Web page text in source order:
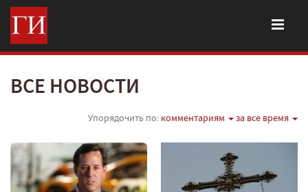
ВСЕ НОВОСТИ
Упорядочить по: комментариям за все время